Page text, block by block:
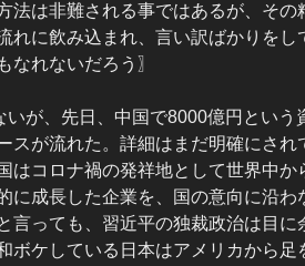
法は非難される事ではあるが、そ
れに飲み込まれ、言い訳ばかりをし
なれないだろう〗
いが、先日、中国で8000億円とい
スが流れた。詳細はまだ明確にさ
はコロナ禍の発祥地として世界中
に成長した企業を、国の意向に沿
言っても、習近平の独裁政治は目
ボケしている日本はアメリカから